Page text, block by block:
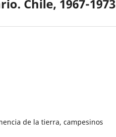
Chile, 1967-1973
de la tierra, campesinos